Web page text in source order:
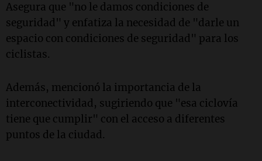
Asegura que "no le damos condiciones de
seguridad" y enfatiza la necesidad de "darle un
espacio con condiciones de seguridad" para los
ciclistas.
Además, mencionó la importancia de la
interconectividad, sugiriendo que "esa ciclovía
tiene que cumplir" con el acceso a diferentes
puntos de la ciudad.